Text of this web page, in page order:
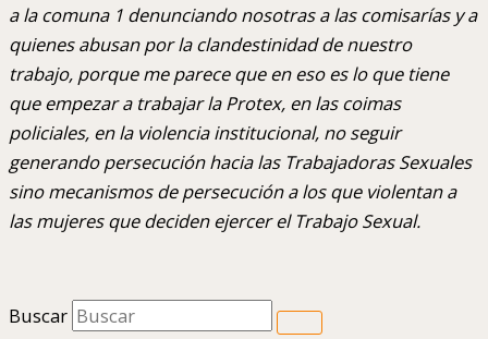
a la comuna 1 denunciando nosotras a las comisarías y a
quienes abusan por la clandestinidad de nuestro
trabajo, porque me parece que en eso es lo que tiene
que empezar a trabajar la Protex, en las coimas
policiales, en la violencia institucional, no seguir
generando persecución hacia las Trabajadoras Sexuales
sino mecanismos de persecución a los que violentan a
las mujeres que deciden ejercer el Trabajo Sexual.
Buscar